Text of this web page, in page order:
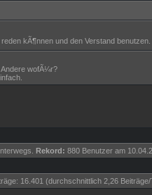
kÃ¶nnen und den Verstand benutzen.
wofÃ¼r?
Rekord: 880 Benutzer am
16.401 (durchschnittlich 2,26 Beiträge/